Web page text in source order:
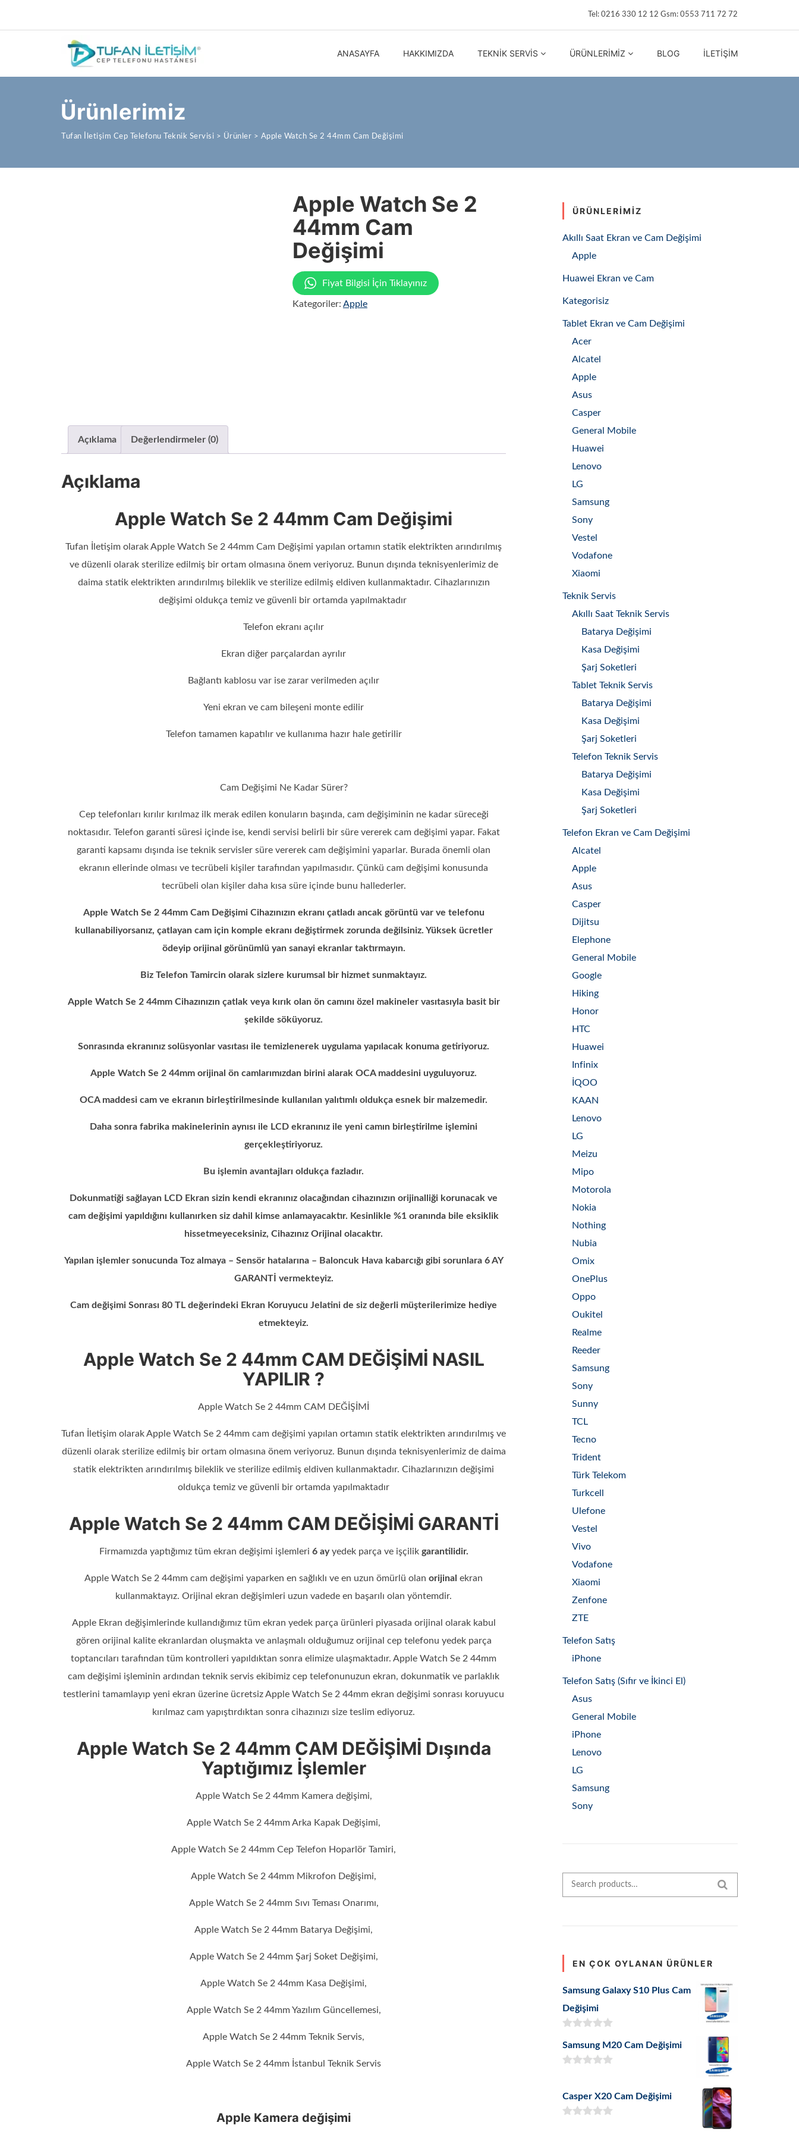
Tel: 0216 330 12 12 Gsm: 0553 711 72 72
ANASAYFA HAKKIMIZDA TEKNIK SERVIS ÜRÜNLERIMIZ BLOG İLETIŞIM
Ürünlerimiz
Tufan İletişim Cep Telefonu Teknik Servisi > Ürünler > Apple Watch Se 2 44mm Cam Değişimi
Apple Watch Se 2
44mm Cam
Değişimi
Fiyat Bilgisi İçin Tıklayınız
Kategoriler: Apple
Açıklama Değerlendirmeler (0)
Açıklama
Apple Watch Se 2 44mm Cam Değişimi
Tufan İletişim olarak Apple Watch Se 2 44mm Cam Değişimi yapılan ortamın statik elektrikten arındırılmış
ve düzenli olarak sterilize edilmiş bir ortam olmasına önem veriyoruz. Bunun dışında teknisyenlerimiz de
daima statik elektrikten arındırılmış bileklik ve sterilize edilmiş eldiven kullanmaktadır. Cihazlarınızın
değişimi oldukça temiz ve güvenli bir ortamda yapılmaktadır
Telefon ekranı açılır
Ekran diğer parçalardan ayrılır
Bağlantı kablosu var ise zarar verilmeden açılır
Yeni ekran ve cam bileşeni monte edilir
Telefon tamamen kapatılır ve kullanıma hazır hale getirilir
Cam Değişimi Ne Kadar Sürer?
Cep telefonları kırılır kırılmaz ilk merak edilen konuların başında, cam değişiminin ne kadar süreceği
noktasıdır. Telefon garanti süresi içinde ise, kendi servisi belirli bir süre vererek cam değişimi yapar. Fakat
garanti kapsamı dışında ise teknik servisler süre vererek cam değişimini yaparlar. Burada önemli olan
ekranın ellerinde olması ve tecrübeli kişiler tarafından yapılmasıdır. Çünkü cam değişimi konusunda
tecrübeli olan kişiler daha kısa süre içinde bunu hallederler.
Apple Watch Se 2 44mm Cam Değişimi Cihazınızın ekranı çatladı ancak görüntü var ve telefonu
kullanabiliyorsanız, çatlayan cam için komple ekranı değiştirmek zorunda değilsiniz. Yüksek ücretler
ödeyip orijinal görünümlü yan sanayi ekranlar taktırmayın.
Biz Telefon Tamircin olarak sizlere kurumsal bir hizmet sunmaktayız.
Apple Watch Se 2 44mm Cihazınızın çatlak veya kırık olan ön camını özel makineler vasıtasıyla basit bir
şekilde söküyoruz.
Sonrasında ekranınız solüsyonlar vasıtası ile temizlenerek uygulama yapılacak konuma getiriyoruz.
Apple Watch Se 2 44mm orijinal ön camlarımızdan birini alarak OCA maddesini uyguluyoruz.
OCA maddesi cam ve ekranın birleştirilmesinde kullanılan yalıtımlı oldukça esnek bir malzemedir.
Daha sonra fabrika makinelerinin aynısı ile LCD ekranınız ile yeni camın birleştirilme işlemini
gerçekleştiriyoruz.
Bu işlemin avantajları oldukça fazladır.
Dokunmatiği sağlayan LCD Ekran sizin kendi ekranınız olacağından cihazınızın orijinalliği korunacak ve
cam değişimi yapıldığını kullanırken siz dahil kimse anlamayacaktır. Kesinlikle %1 oranında bile eksiklik
hissetmeyeceksiniz, Cihazınız Orijinal olacaktır.
Yapılan işlemler sonucunda Toz almaya – Sensör hatalarına – Baloncuk Hava kabarcığı gibi sorunlara 6 AY
GARANTİ vermekteyiz.
Cam değişimi Sonrası 80 TL değerindeki Ekran Koruyucu Jelatini de siz değerli müşterilerimize hediye
etmekteyiz.
Apple Watch Se 2 44mm CAM DEĞİŞİMİ NASIL
YAPILIR ?
Apple Watch Se 2 44mm CAM DEĞİŞİMİ
Tufan İletişim olarak Apple Watch Se 2 44mm cam değişimi yapılan ortamın statik elektrikten arındırılmış ve
düzenli olarak sterilize edilmiş bir ortam olmasına önem veriyoruz. Bunun dışında teknisyenlerimiz de daima
statik elektrikten arındırılmış bileklik ve sterilize edilmiş eldiven kullanmaktadır. Cihazlarınızın değişimi
oldukça temiz ve güvenli bir ortamda yapılmaktadır
Apple Watch Se 2 44mm CAM DEĞİŞİMİ GARANTİ
Firmamızda yaptığımız tüm ekran değişimi işlemleri 6 ayyedek parça ve işçilik garantilidir.
Apple Watch Se 2 44mm cam değişimi yaparken en sağlıklı ve en uzun ömürlü olan orijinal ekran
kullanmaktayız. Orijinal ekran değişimleri uzun vadede en başarılı olan yöntemdir.
Apple Ekran değişimlerinde kullandığımız tüm ekran yedek parça ürünleri piyasada orijinal olarak kabul
gören orijinal kalite ekranlardan oluşmakta ve anlaşmalı olduğumuz orijinal cep telefonu yedek parça
toptancıları tarafından tüm kontrolleri yapıldıktan sonra elimize ulaşmaktadır. Apple Watch Se 2 44mm
cam değişimi işleminin ardından teknik servis ekibimiz cep telefonunuzun ekran, dokunmatik ve parlaklık
testlerini tamamlayıp yeni ekran üzerine ücretsiz Apple Watch Se 2 44mm ekran değişimi sonrası koruyucu
kırılmaz cam yapıştırdıktan sonra cihazınızı size teslim ediyoruz.
Apple Watch Se 2 44mm CAM DEĞİŞİMİ Dışında
Yaptığımız İşlemler
Apple Watch Se 2 44mm Kamera değişimi,
Apple Watch Se 2 44mm Arka Kapak Değişimi,
Apple Watch Se 2 44mm Cep Telefon Hoparlör Tamiri,
Apple Watch Se 2 44mm Mikrofon Değişimi,
Apple Watch Se 2 44mm Sıvı Teması Onarımı,
Apple Watch Se 2 44mm Batarya Değişimi,
Apple Watch Se 2 44mm Şarj Soket Değişimi,
Apple Watch Se 2 44mm Kasa Değişimi,
Apple Watch Se 2 44mm Yazılım Güncellemesi,
Apple Watch Se 2 44mm Teknik Servis,
Apple Watch Se 2 44mm İstanbul Teknik Servis
Apple Kamera değişimi
ÜRÜNLERIMIZ
Akıllı Saat Ekran ve Cam Değişimi
Apple
Huawei Ekran ve Cam
Kategorisiz
Tablet Ekran ve Cam Değişimi
Acer
Alcatel
Apple
Asus
Casper
General Mobile
Huawei
Lenovo
LG
Samsung
Sony
Vestel
Vodafone
Xiaomi
Teknik Servis
Akıllı Saat Teknik Servis
Batarya Değişimi
Kasa Değişimi
Şarj Soketleri
Tablet Teknik Servis
Batarya Değişimi
Kasa Değişimi
Şarj Soketleri
Telefon Teknik Servis
Batarya Değişimi
Kasa Değişimi
Şarj Soketleri
Telefon Ekran ve Cam Değişimi
Alcatel
Apple
Asus
Casper
Dijitsu
Elephone
General Mobile
Google
Hiking
Honor
HTC
Huawei
Infinix
İQOO
KAAN
Lenovo
LG
Meizu
Mipo
Motorola
Nokia
Nothing
Nubia
Omix
OnePlus
Oppo
Oukitel
Realme
Reeder
Samsung
Sony
Sunny
TCL
Tecno
Trident
Türk Telekom
Turkcell
Ulefone
Vestel
Vivo
Vodafone
Xiaomi
Zenfone
ZTE
Telefon Satış
iPhone
Telefon Satış (Sıfır ve İkinci El)
Asus
General Mobile
iPhone
Lenovo
LG
Samsung
Sony
Search for:
EN ÇOK OYLANAN ÜRÜNLER
Samsung Galaxy S10 Plus Cam
Değişimi
5.00oy aldı
Samsung M20 Cam Değişimi
Casper X20 Cam Değişimi